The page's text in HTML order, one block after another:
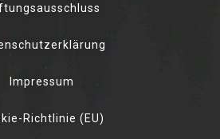
Impressum
Richtlinie (EU)